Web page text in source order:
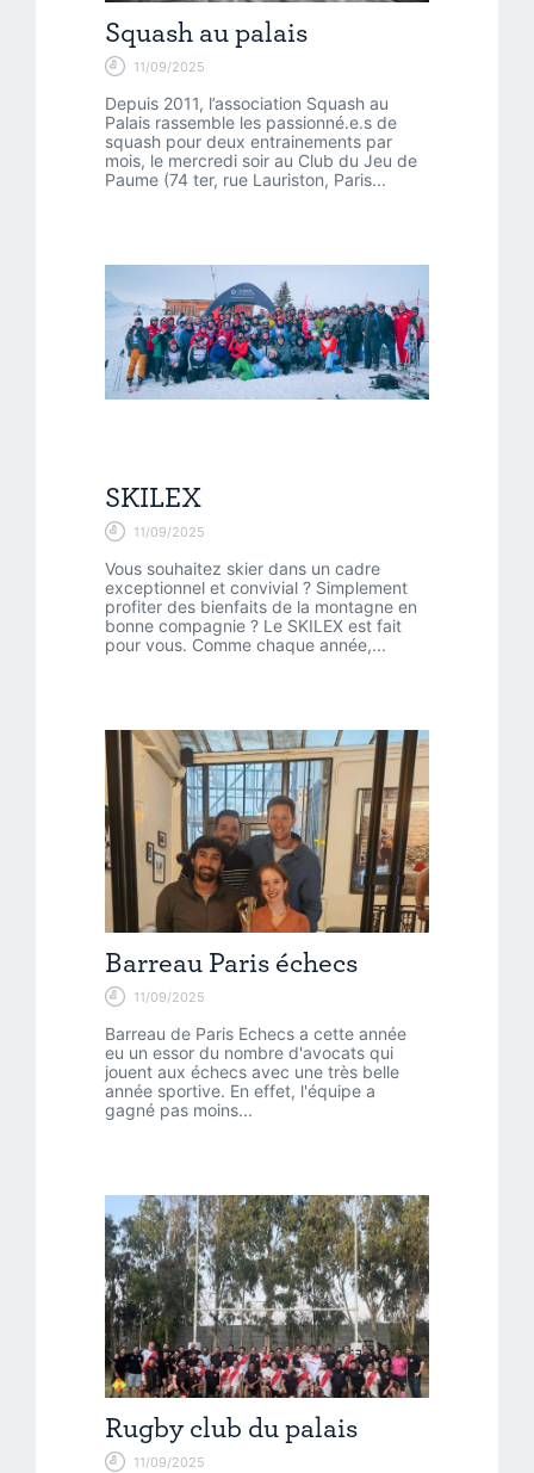
Squash au palais
11/09/2025
Depuis 2011, l’association Squash au
Palais rassemble les passionné.e.s de
squash pour deux entrainements par
mois, le mercredi soir au Club du Jeu de
Paume (74 ter, rue Lauriston, Paris...
SKILEX
11/09/2025
Vous souhaitez skier dans un cadre
exceptionnel et convivial ? Simplement
profiter des bienfaits de la montagne en
bonne compagnie ? Le SKILEX est fait
pour vous. Comme chaque année,...
Barreau Paris échecs
11/09/2025
Barreau de Paris Echecs a cette année
eu un essor du nombre d'avocats qui
jouent aux échecs avec une très belle
année sportive. En effet, l'équipe a
gagné pas moins...
Rugby club du palais
11/09/2025